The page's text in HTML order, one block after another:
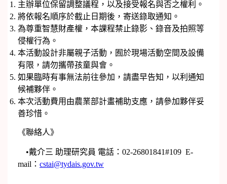
主辦單位保留調整議程，以及接受報名與否之權利。
將依報名順序於截止日期後，寄送錄取通知。
為尊重智慧財產權，本課程禁止錄影、錄音及拍照等
侵權行為。
本活動設計非屬親子活動，囿於現場活動空間及設備
有限，請勿攜帶孩童與會。
如果臨時有事無法前往參加，請盡早告知，以利通知
候補夥伴。
本次活動費用由農業部計畫補助支應，請參加夥伴妥
善珍惜。
《聯絡人》
•戴介三 助理研究員 電話：02-26801841#109 E-
mail： cstai@tydais.gov.tw